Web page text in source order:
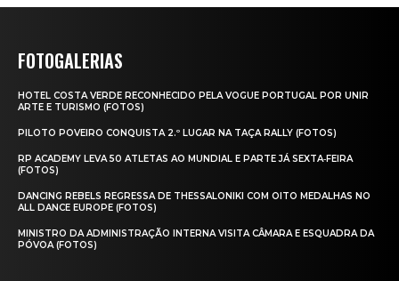
FOTOGALERIAS
HOTEL COSTA VERDE RECONHECIDO PELA VOGUE PORTUGAL POR UNIR
ARTE E TURISMO (FOTOS)
PILOTO POVEIRO CONQUISTA 2.º LUGAR NA TAÇA RALLY (FOTOS)
RP ACADEMY LEVA 50 ATLETAS AO MUNDIAL E PARTE JÁ SEXTA‑FEIRA
(FOTOS)
DANCING REBELS REGRESSA DE THESSALONIKI COM OITO MEDALHAS NO
ALL DANCE EUROPE (FOTOS)
MINISTRO DA ADMINISTRAÇÃO INTERNA VISITA CÂMARA E ESQUADRA DA
PÓVOA (FOTOS)